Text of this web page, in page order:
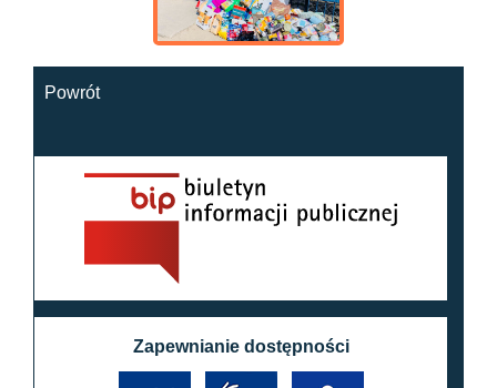
Powrót
Zapewnianie dostępności